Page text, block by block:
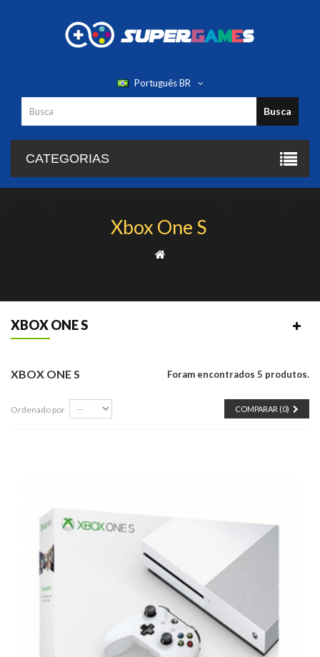
Português BR
Busca
CATEGORIAS
Xbox One S
XBOX ONE S
XBOX ONE S Foram encontrados 5 produtos.
COMPARAR (0)
Ordenado por